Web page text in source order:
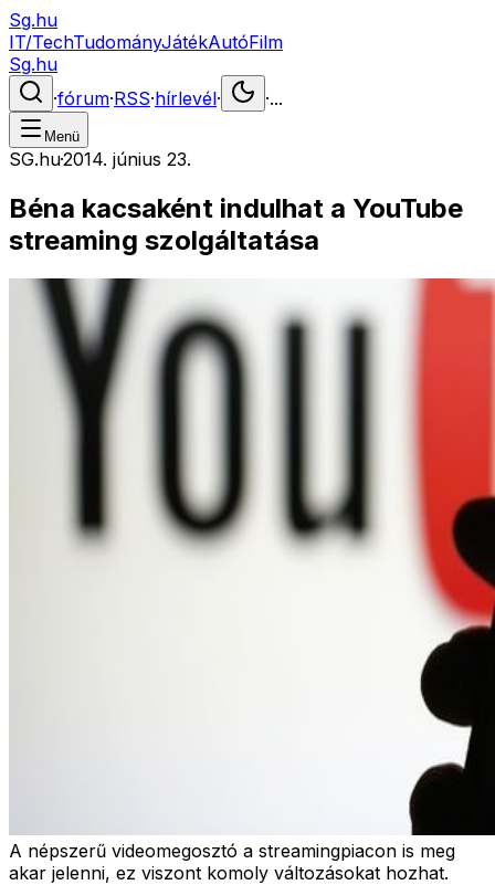
Sg.hu
IT/TechTudományJátékAutóFilm
Sg.hu
·fórum·RSS·hírlevél· ·...
Menü
SG.hu·2014. június 23.
Béna kacsaként indulhat a YouTube
streaming szolgáltatása
A népszerű videomegosztó a streamingpiacon is meg
akar jelenni, ez viszont komoly változásokat hozhat.